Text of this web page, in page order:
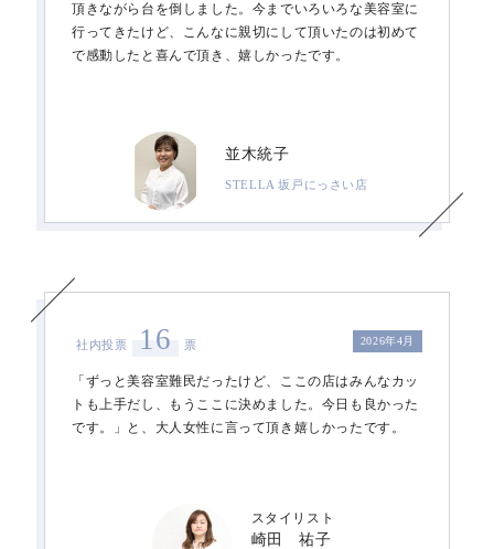
頂きながら台を倒しました。今までいろいろな美容室に
行ってきたけど、こんなに親切にして頂いたのは初めて
で感動したと喜んで頂き、嬉しかったです。
並木統子
STELLA 坂戸にっさい店
2026年4月
社内投票 16 票
「ずっと美容室難民だったけど、ここの店はみんなカッ
トも上手だし、もうここに決めました。今日も良かった
です。」と、大人女性に言って頂き嬉しかったです。
スタイリスト
崎田 祐子